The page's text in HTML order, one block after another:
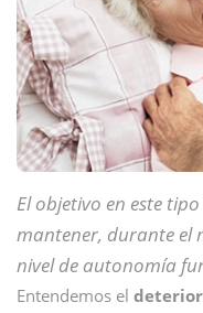
El objetivo en este
mantener, durante el
nivel de autonomía
Entendemos el